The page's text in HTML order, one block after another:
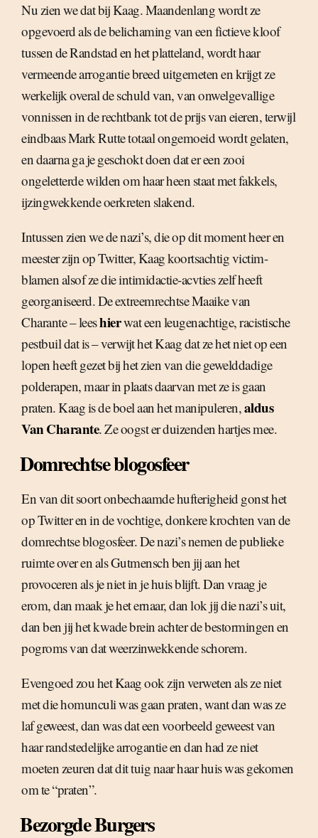
Nu zien we dat bij Kaag. Maandenlang wordt ze
opgevoerd als de belichaming van een fictieve kloof
tussen de Randstad en het platteland, wordt haar
vermeende arrogantie breed uitgemeten en krijgt ze
werkelijk overal de schuld van, van onwelgevallige
vonnissen in de rechtbank tot de prijs van eieren, terwijl
eindbaas Mark Rutte totaal ongemoeid wordt gelaten,
en daarna ga je geschokt doen dat er een zooi
ongeletterde wilden om haar heen staat met fakkels,
ijzingwekkende oerkreten slakend.
Intussen zien we de nazi’s, die op dit moment heer en
meester zijn op Twitter, Kaag koortsachtig victim-
blamen alsof ze die intimidactie-acvties zelf heeft
georganiseerd. De extreemrechtse Maaike van
Charante – leeshierwat een leugenachtige, racistische
pestbuil dat is – verwijt het Kaag dat ze het niet op een
lopen heeft gezet bij het zien van die gewelddadige
polderapen, maar in plaats daarvan met ze is gaan
praten. Kaag is de boel aan het manipuleren,aldus
Van Charante. Ze oogst er duizenden hartjes mee.
Domrechtse blogosfeer
En van dit soort onbechaamde hufterigheid gonst het
op Twitter en in de vochtige, donkere krochten van de
domrechtse blogosfeer. De nazi’s nemen de publieke
ruimte over en als Gutmensch ben jij aan het
provoceren als je niet in je huis blijft. Dan vraag je
erom, dan maak je het ernaar, dan lok jij die nazi’s uit,
dan ben jij het kwade brein achter de bestormingen en
pogroms van dat weerzinwekkende schorem.
Evengoed zou het Kaag ook zijn verweten als ze niet
met die homunculi was gaan praten, want dan was ze
laf geweest, dan was dat een voorbeeld geweest van
haar randstedelijke arrogantie en dan had ze niet
moeten zeuren dat dit tuig naar haar huis was gekomen
om te “praten”.
Bezorgde Burgers